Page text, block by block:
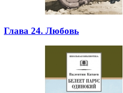
Глава 24. Любовь